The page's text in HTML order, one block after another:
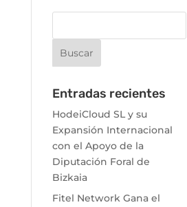
Entradas recientes
HodeiCloud SL y su
Expansión Internacional
con el Apoyo de la
Diputación Foral de
Bizkaia
Fitel Network Gana el